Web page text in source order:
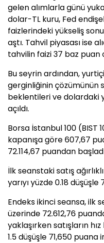
gelen alımlarla günü
dolar-TL kuru, Fed
faizlerindeki yükseliş
aştı. Tahvil piyasası ise
tahvilin faizi 37 baz puan
Bu seyrin ardından,
gerginliğinin çözümünün
beklentileri ve dolardaki
açıldı.
Borsa İstanbul 100 (BIST
kapanışa göre 607,67
72.114,67 puandan
İlk seanstaki satış
yarıyı yüzde 0.18
Endeks ikinci seansa, ilk
üzerinde 72.612,76
yaklaşırken satışların
1.5 düşüşle 71,650 puana